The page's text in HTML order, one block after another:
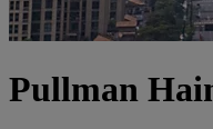
Pullman